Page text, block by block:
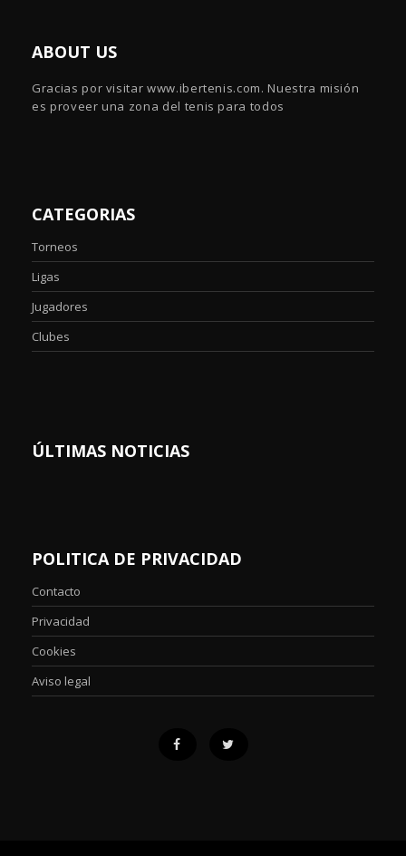
ABOUT US
Gracias por visitar www.ibertenis.com. Nuestra misión
es proveer una zona del tenis para todos
CATEGORIAS
Torneos
Ligas
Jugadores
Clubes
ÚLTIMAS NOTICIAS
POLITICA DE PRIVACIDAD
Contacto
Privacidad
Cookies
Aviso legal